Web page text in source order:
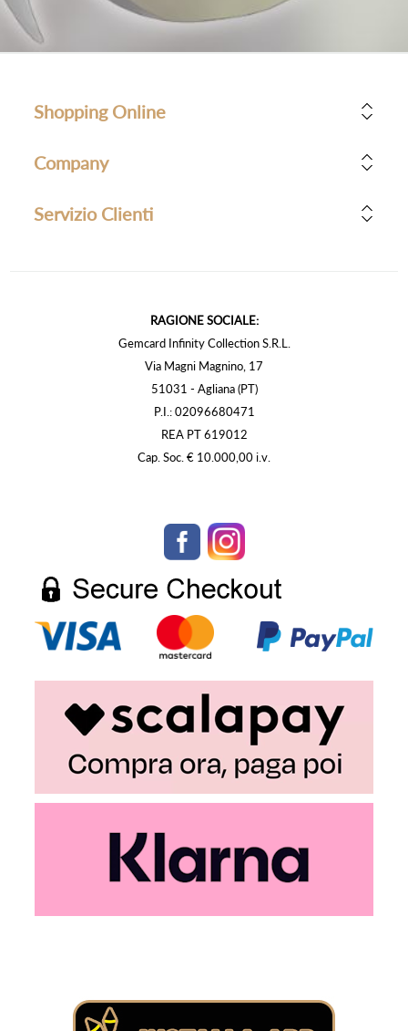
Shopping Online
Company
Servizio Clienti
RAGIONE SOCIALE:
Gemcard Infinity Collection S.R.L.
Via Magni Magnino, 17
51031 - Agliana (PT)
P.I.: 02096680471
REA PT 619012
Cap. Soc. € 10.000,00 i.v.